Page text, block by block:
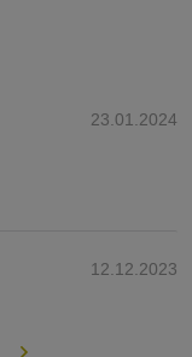
23.01.2024
12.12.2023